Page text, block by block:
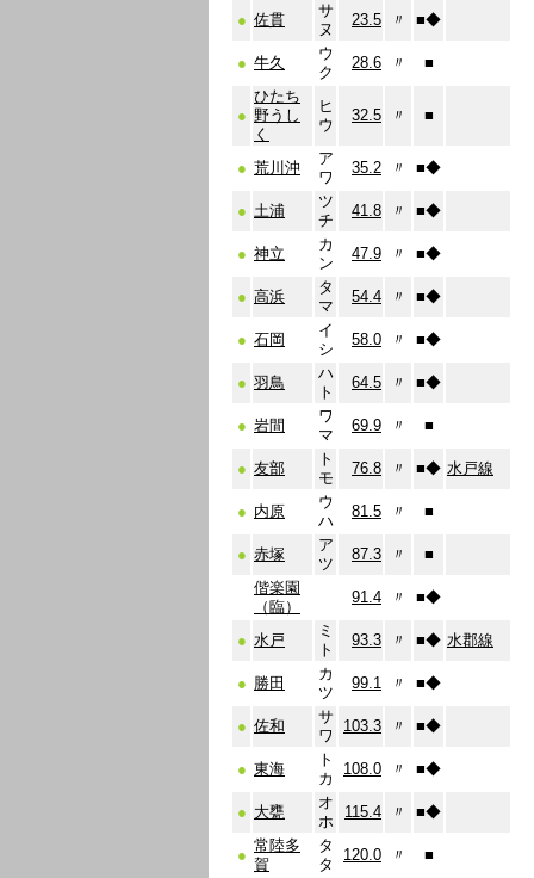
● 佐貫
サ
ヌ
23.5 〃 ■◆
● 牛久
ウ
ク
28.6 〃 ■
●
ひたち
野うし
く
ヒ
ウ
32.5 〃 ■
● 荒川沖
ア
ワ
35.2 〃 ■◆
● 土浦
ツ
チ
41.8 〃 ■◆
● 神立
カ
ン
47.9 〃 ■◆
● 高浜
タ
マ
54.4 〃 ■◆
● 石岡
イ
シ
58.0 〃 ■◆
● 羽鳥
ハ
ト
64.5 〃 ■◆
● 岩間
ワ
マ
69.9 〃 ■
● 友部
ト
モ
76.8 〃 ■◆ 水戸線
● 内原
ウ
ハ
81.5 〃 ■
● 赤塚
ア
ツ
87.3 〃
■
偕楽園
（臨）
91.4 〃 ■◆
● 水戸
ミ
ト
93.3 〃 ■◆ 水郡線
● 勝田
カ
ツ
99.1 〃 ■◆
● 佐和
サ
ワ
103.3 〃 ■◆
● 東海
ト
カ
108.0 〃 ■◆
● 大甕
オ
ホ
115.4 〃 ■◆
●
常陸多
賀
タ
タ
120.0 〃 ■